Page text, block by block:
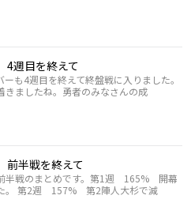
4週目を終えて
ーも4週目を終えて終盤戦に入りました。
きましたね。勇者のみなさんの成
前半戦を終えて
半戦のまとめです。第1週 165% 開幕
。 第2週 157% 第2陣人大杉で減